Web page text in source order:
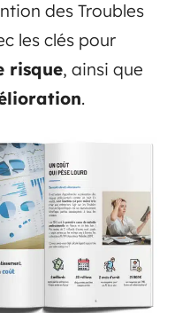
des Troubles
les clés pour
risque, ainsi que
.